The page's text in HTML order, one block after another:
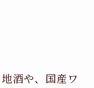
酒や、国産ワ